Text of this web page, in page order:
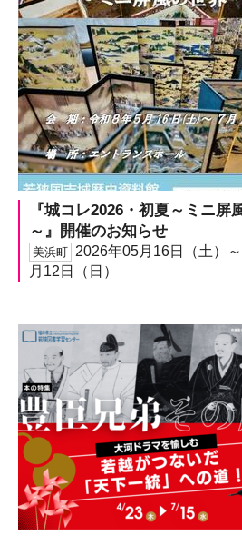
『城コレ2026・初夏～ミニ屏
～』開催のお知らせ
美浜町 2026年05月16日（土）
月12日（日）